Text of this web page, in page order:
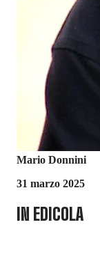
Mario Donnini
31 marzo 2025
IN EDICOLA